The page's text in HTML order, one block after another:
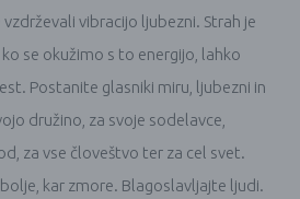
vibracijo ljubezni. Strah je
se okužimo s to energijo, lahko
Postanite glasniki miru, ljubezni in
družino, za svoje sodelavce,
za vse človeštvo ter za cel svet.
kar zmore. Blagoslavljajte ljudi.